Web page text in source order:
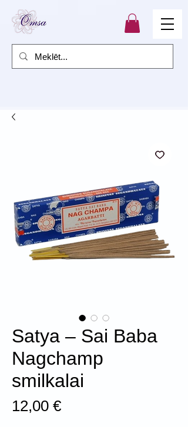
Satya – Sai Baba
Nagchamp
smilkalai
12,00 €Price